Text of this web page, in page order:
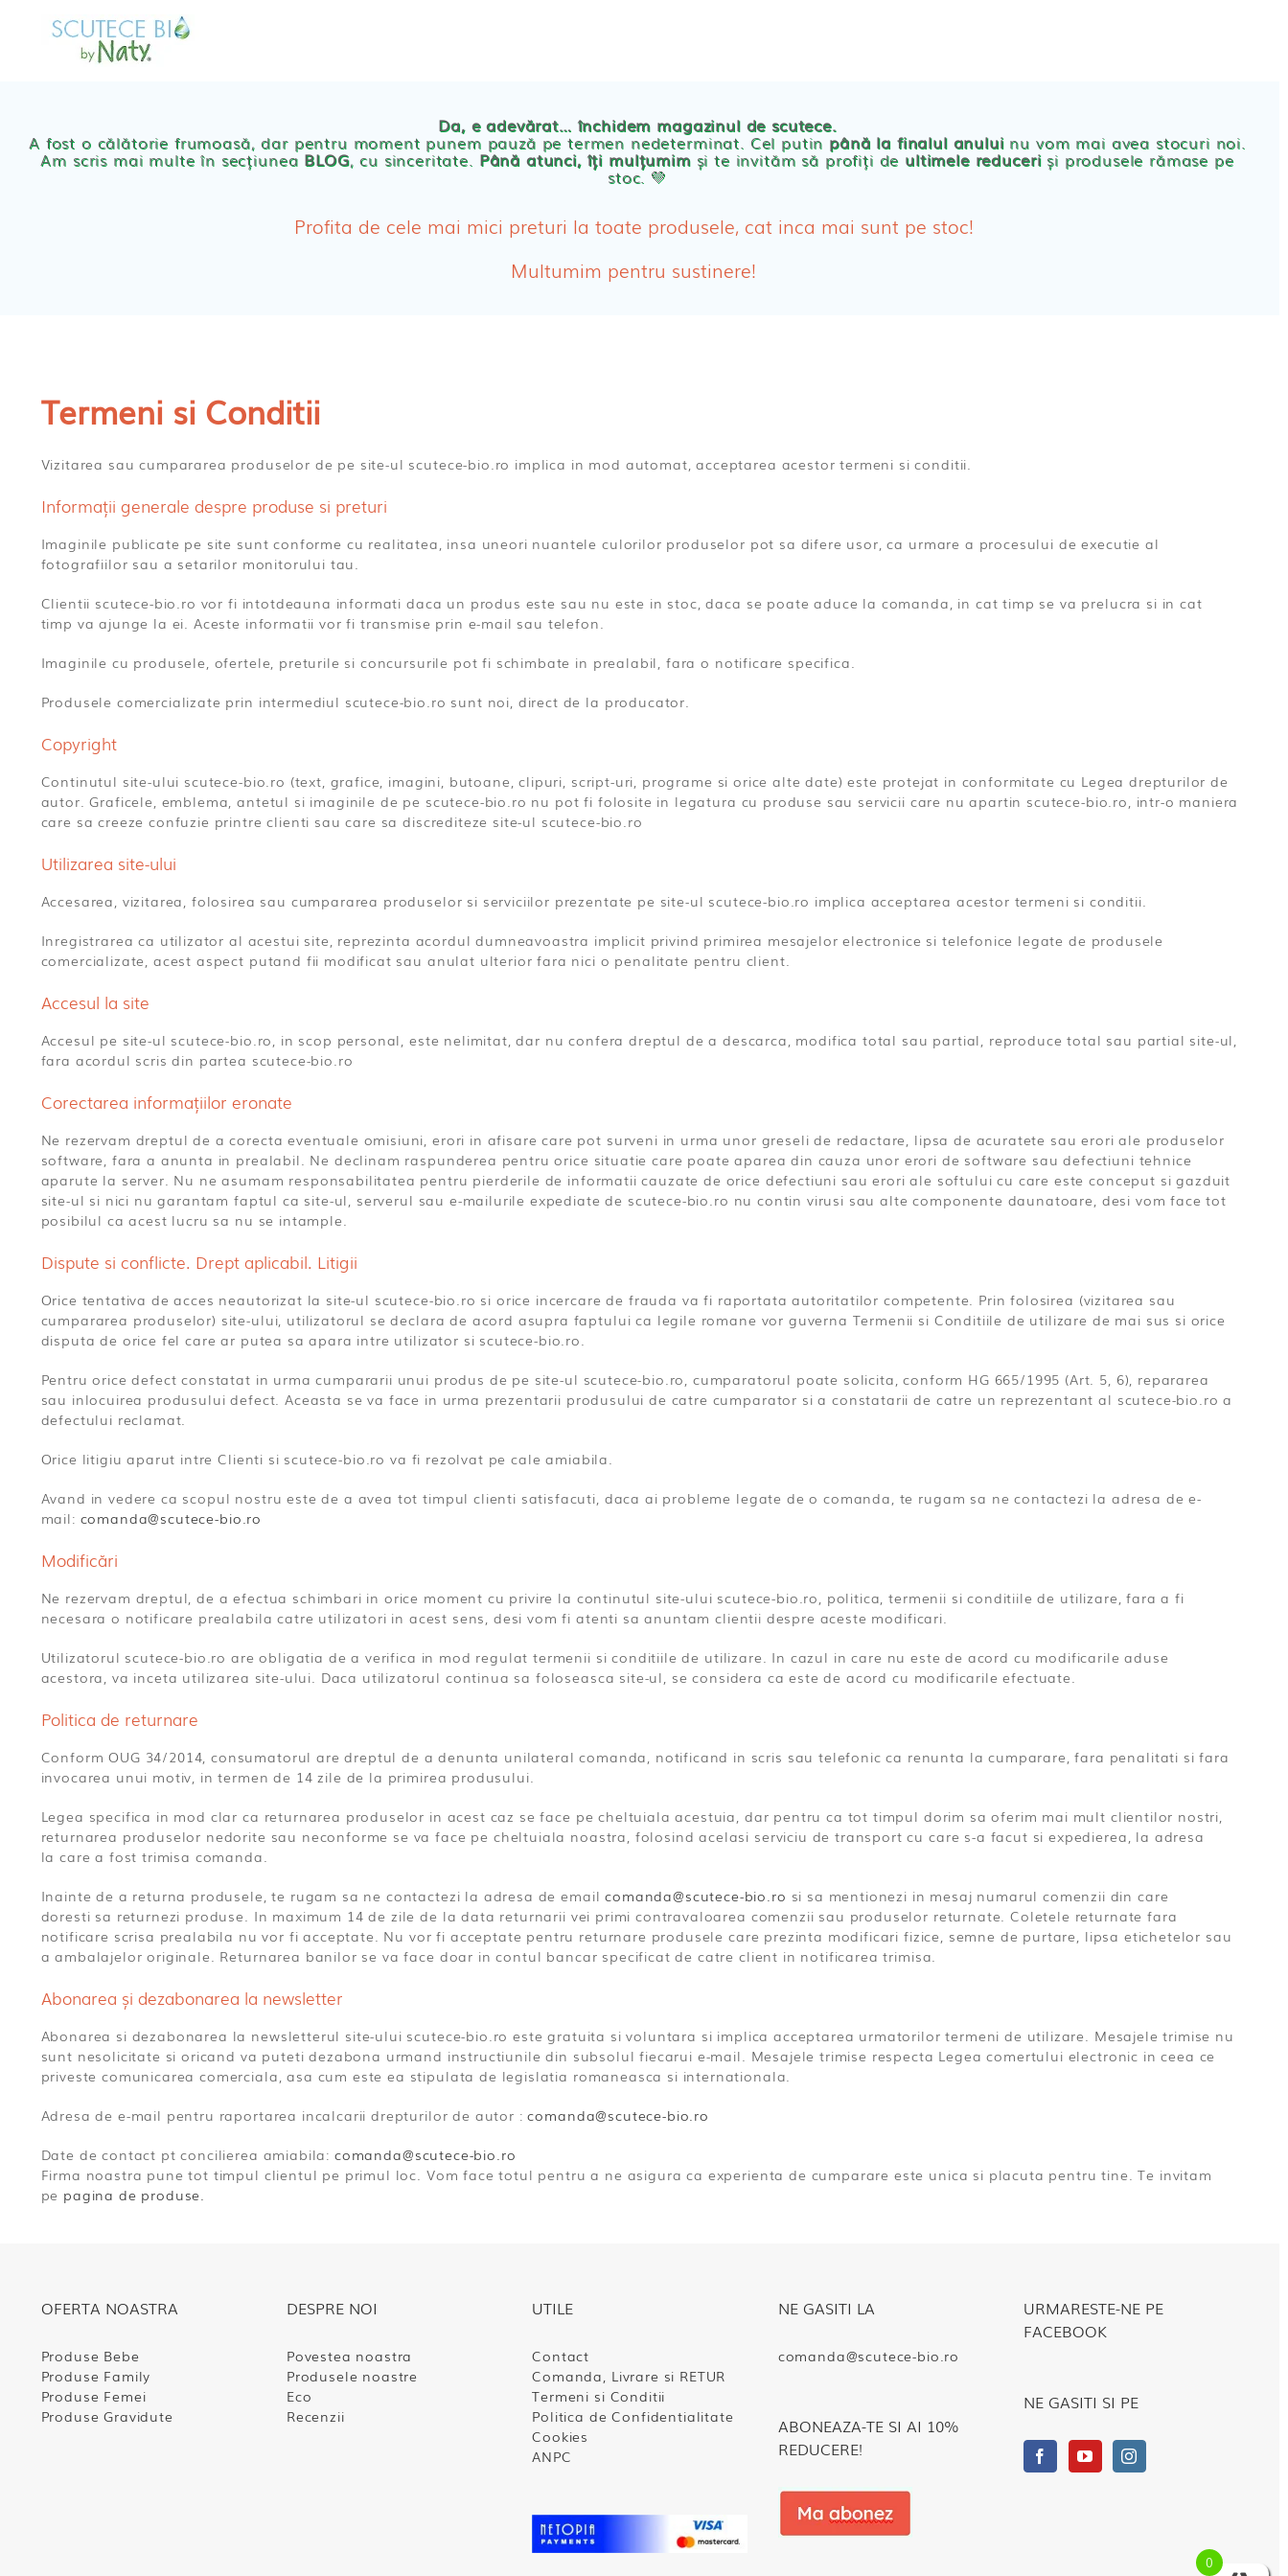
Chilotei eco Naty
Servetele umede ecologice
Absorbante
Absorbante Post-Natale
Absorbante Incontinenta Urinara
Da, e adevărat… închidem magazinul de scutece.
A fost o călătorie frumoasă, dar pentru moment punem pauză pe termen nedeterminat. Cel putin până la finalul anuluinu vom mai avea stocuri noi.
Am scris mai multe în secțiunea BLOG, cu sinceritate. Până atunci, îți mulțumimși te invităm să profiți de ultimele reduceriși produsele rămase pe
stoc. 💛
Profita de cele mai mici preturi la toate produsele, cat inca mai sunt pe stoc!
Multumim pentru sustinere!
Termeni si Conditii
Vizitarea sau cumpararea produselor de pe site-ul scutece-bio.ro implica in mod automat, acceptarea acestor termeni si conditii.
Informații generale despre produse si preturi
Imaginile publicate pe site sunt conforme cu realitatea, insa uneori nuantele culorilor produselor pot sa difere usor, ca urmare a procesului de executie al
fotografiilor sau a setarilor monitorului tau.
Clientii scutece-bio.ro vor fi intotdeauna informati daca un produs este sau nu este in stoc, daca se poate aduce la comanda, in cat timp se va prelucra si in cat
timp va ajunge la ei. Aceste informatii vor fi transmise prin e-mail sau telefon.
Imaginile cu produsele, ofertele, preturile si concursurile pot fi schimbate in prealabil, fara o notificare specifica.
Produsele comercializate prin intermediul scutece-bio.ro sunt noi, direct de la producator.
Copyright
Continutul site-ului scutece-bio.ro (text, grafice, imagini, butoane, clipuri, script-uri, programe si orice alte date) este protejat in conformitate cu Legea drepturilor de
autor. Graficele, emblema, antetul si imaginile de pe scutece-bio.ro nu pot fi folosite in legatura cu produse sau servicii care nu apartin scutece-bio.ro, intr-o maniera
care sa creeze confuzie printre clienti sau care sa discrediteze site-ul scutece-bio.ro
Utilizarea site-ului
Accesarea, vizitarea, folosirea sau cumpararea produselor si serviciilor prezentate pe site-ul scutece-bio.ro implica acceptarea acestor termeni si conditii.
Inregistrarea ca utilizator al acestui site, reprezinta acordul dumneavoastra implicit privind primirea mesajelor electronice si telefonice legate de produsele
comercializate, acest aspect putand fii modificat sau anulat ulterior fara nici o penalitate pentru client.
Accesul la site
Accesul pe site-ul scutece-bio.ro, in scop personal, este nelimitat, dar nu confera dreptul de a descarca, modifica total sau partial, reproduce total sau partial site-ul,
fara acordul scris din partea scutece-bio.ro
Corectarea informațiilor eronate
Ne rezervam dreptul de a corecta eventuale omisiuni, erori in afisare care pot surveni in urma unor greseli de redactare, lipsa de acuratete sau erori ale produselor
software, fara a anunta in prealabil. Ne declinam raspunderea pentru orice situatie care poate aparea din cauza unor erori de software sau defectiuni tehnice
aparute la server. Nu ne asumam responsabilitatea pentru pierderile de informatii cauzate de orice defectiuni sau erori ale softului cu care este conceput si gazduit
site-ul si nici nu garantam faptul ca site-ul, serverul sau e-mailurile expediate de scutece-bio.ro nu contin virusi sau alte componente daunatoare, desi vom face tot
posibilul ca acest lucru sa nu se intample.
Dispute si conflicte. Drept aplicabil. Litigii
Orice tentativa de acces neautorizat la site-ul scutece-bio.ro si orice incercare de frauda va fi raportata autoritatilor competente. Prin folosirea (vizitarea sau
cumpararea produselor) site-ului, utilizatorul se declara de acord asupra faptului ca legile romane vor guverna Termenii si Conditiile de utilizare de mai sus si orice
disputa de orice fel care ar putea sa apara intre utilizator si scutece-bio.ro.
Pentru orice defect constatat in urma cumpararii unui produs de pe site-ul scutece-bio.ro, cumparatorul poate solicita, conform HG 665/1995 (Art. 5, 6), repararea
sau inlocuirea produsului defect. Aceasta se va face in urma prezentarii produsului de catre cumparator si a constatarii de catre un reprezentant al scutece-bio.ro a
defectului reclamat.
Orice litigiu aparut intre Clienti si scutece-bio.ro va fi rezolvat pe cale amiabila.
Avand in vedere ca scopul nostru este de a avea tot timpul clienti satisfacuti, daca ai probleme legate de o comanda, te rugam sa ne contactezi la adresa de e-
mail: comanda@scutece-bio.ro
Modificări
Ne rezervam dreptul, de a efectua schimbari in orice moment cu privire la continutul site-ului scutece-bio.ro, politica, termenii si conditiile de utilizare, fara a fi
necesara o notificare prealabila catre utilizatori in acest sens, desi vom fi atenti sa anuntam clientii despre aceste modificari.
Utilizatorul scutece-bio.ro are obligatia de a verifica in mod regulat termenii si conditiile de utilizare. In cazul in care nu este de acord cu modificarile aduse
acestora, va inceta utilizarea site-ului. Daca utilizatorul continua sa foloseasca site-ul, se considera ca este de acord cu modificarile efectuate.
Politica de returnare
Conform OUG 34/2014, consumatorul are dreptul de a denunta unilateral comanda, notificand in scris sau telefonic ca renunta la cumparare, fara penalitati si fara
invocarea unui motiv, in termen de 14 zile de la primirea produsului.
Legea specifica in mod clar ca returnarea produselor in acest caz se face pe cheltuiala acestuia, dar pentru ca tot timpul dorim sa oferim mai mult clientilor nostri,
returnarea produselor nedorite sau neconforme se va face pe cheltuiala noastra, folosind acelasi serviciu de transport cu care s-a facut si expedierea, la adresa
la care a fost trimisa comanda.
Inainte de a returna produsele, te rugam sa ne contactezi la adresa de emailcomanda@scutece-bio.ro si sa mentionezi in mesaj numarul comenzii din care
doresti sa returnezi produse. In maximum 14 de zile de la data returnarii vei primi contravaloarea comenzii sau produselor returnate. Coletele returnate fara
notificare scrisa prealabila nu vor fi acceptate. Nu vor fi acceptate pentru returnare produsele care prezinta modificari fizice, semne de purtare, lipsa etichetelor sau
a ambalajelor originale. Returnarea banilor se va face doar in contul bancar specificat de catre client in notificarea trimisa.
Abonarea și dezabonarea la newsletter
Abonarea si dezabonarea la newsletterul site-ului scutece-bio.ro este gratuita si voluntara si implica acceptarea urmatorilor termeni de utilizare. Mesajele trimise nu
sunt nesolicitate si oricand va puteti dezabona urmand instructiunile din subsolul fiecarui e-mail. Mesajele trimise respecta Legea comertului electronic in ceea ce
priveste comunicarea comerciala, asa cum este ea stipulata de legislatia romaneasca si internationala.
Adresa de e-mail pentru raportarea incalcarii drepturilor de autor :comanda@scutece-bio.ro
Date de contact pt concilierea amiabila: comanda@scutece-bio.ro
Firma noastra pune tot timpul clientul pe primul loc. Vom face totul pentru a ne asigura ca experienta de cumparare este unica si placuta pentru tine. Te invitam
pe pagina de produse.
OFERTA NOASTRA
Produse Bebe
Produse Family
Produse Femei
Produse Gravidute
DESPRE NOI
Povestea noastra
Produsele noastre
Eco
Recenzii
UTILE
Contact
Comanda, Livrare si RETUR
Termeni si Conditii
Politica de Confidentialitate
Cookies
ANPC
NE GASITI LA
comanda@scutece-bio.ro
ABONEAZA-TE SI AI 10%
REDUCERE!
URMARESTE-NE PE
FACEBOOK
NE GASITI SI PE
0